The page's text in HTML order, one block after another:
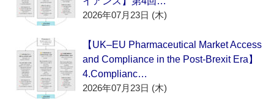
2026年07月23日 (木)
【UK–EU Pharmaceutical Market Access
and Compliance in the Post-Brexit Era】
4.Complianc…
2026年07月23日 (木)